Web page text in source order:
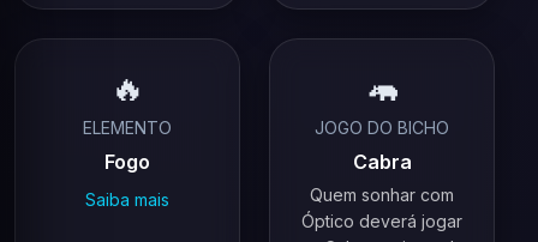
🔥
ELEMENTO
Fogo
Saiba mais
🦛
JOGO DO BICHO
Cabra
Quem sonhar com
Óptico deverá jogar